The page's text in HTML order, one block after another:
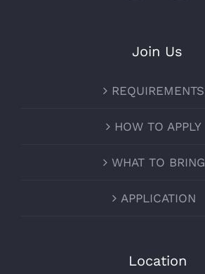
Join Us
REQUIREMENTS
HOW TO APPLY
WHAT TO BRING
APPLICATION
Location